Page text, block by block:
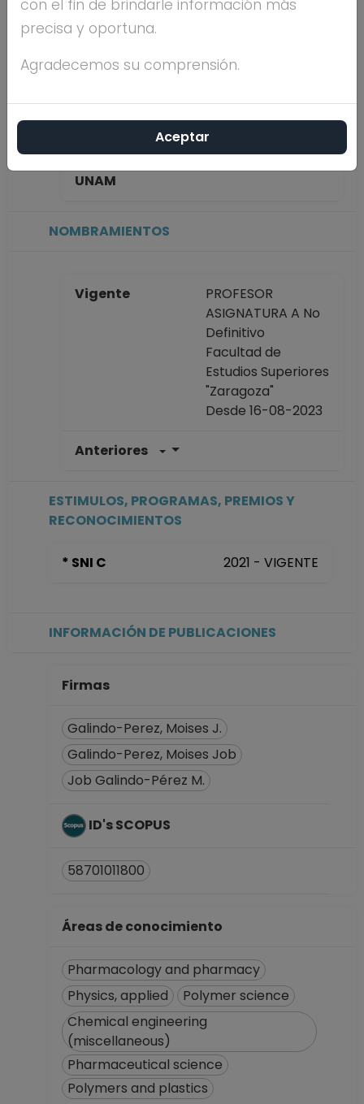
PEREZ
estudios
Antigüedad
UNAM
NOMBRAMIENTOS
Vigente
PROFESOR
ASIGNATURA A No
Definitivo
Facultad de
Estudios Superiores
"Zaragoza"
Desde 16-08-2023
Anteriores
Facultad de
Desde 01-03-2023
ASIGNATURA A TP
Desde 16-10-2022
hasta 28-02-2023
PROFESOR
ASIGNATURA A TP
PROFESOR
No Definitivo
Facultad de
Estudios Superiores
"Zaragoza"
Desde 01-03-2020
hasta 31-08-2021
PROFESOR
ASIGNATURA A TP
ESTIMULOS, PROGRAMAS, PREMIOS Y
RECONOCIMIENTOS
* SNI C 2021 - VIGENTE
INFORMACIÓN DE PUBLICACIONES
Firmas
Galindo-Perez, Moises J.
Galindo-Perez, Moises Job
Job Galindo-Pérez M.
ID's SCOPUS
58701011800
Áreas de conocimiento
Pharmacology and pharmacy
Physics, applied
Polymer science
Chemical engineering
(miscellaneous)
Pharmaceutical science
Polymers and plastics
con el fin de brindarle información más
precisa y oportuna.
Agradecemos su comprensión.
Aceptar